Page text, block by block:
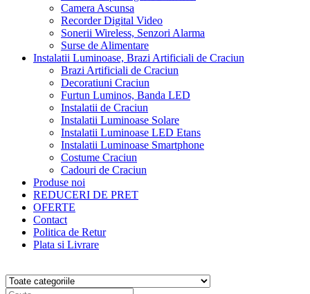
Camera Ascunsa
Recorder Digital Video
Sonerii Wireless, Senzori Alarma
Surse de Alimentare
Instalatii Luminoase, Brazi Artificiali de Craciun
Brazi Artificiali de Craciun
Decoratiuni Craciun
Furtun Luminos, Banda LED
Instalatii de Craciun
Instalatii Luminoase Solare
Instalatii Luminoase LED Etans
Instalatii Luminoase Smartphone
Costume Craciun
Cadouri de Craciun
Produse noi
REDUCERI DE PRET
OFERTE
Contact
Politica de Retur
Plata si Livrare